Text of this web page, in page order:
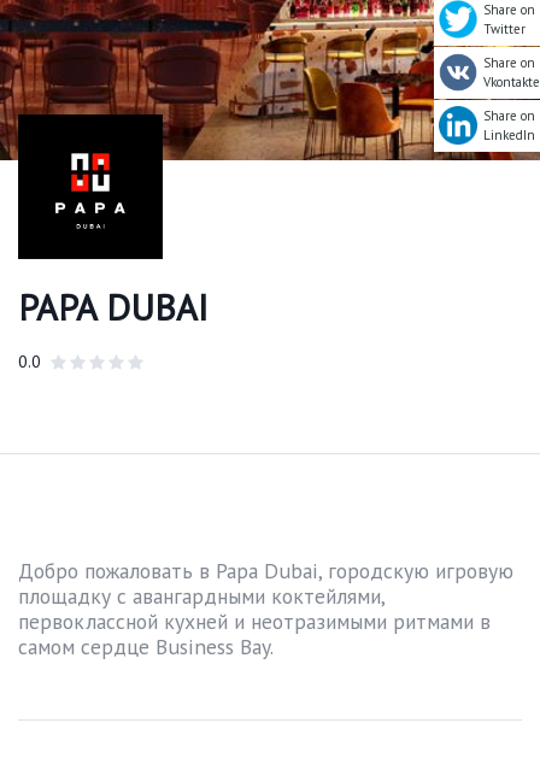
PAPA DUBAI
0.0
Добро пожаловать в Papa Dubai, городскую игровую
площадку с авангардными коктейлями,
первоклассной кухней и неотразимыми ритмами в
самом сердце Business Bay.
Share on
Twitter
Share on
Vkontakte
Share on
LinkedIn